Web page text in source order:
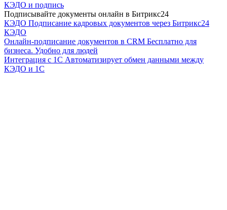
КЭДО и подпись
Подписывайте документы онлайн в Битрикс24
КЭДО Подписание кадровых документов через Битрикс24
КЭДО
Онлайн-подписание документов в CRM Бесплатно для
бизнеса. Удобно для людей
Интеграция с 1С Автоматизирует обмен данными между
КЭДО и 1С